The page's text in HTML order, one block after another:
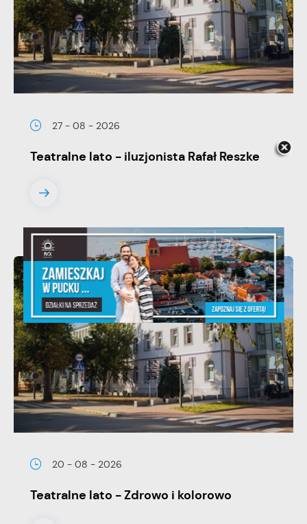
27 - 08 - 2026
Teatralne lato - iluzjonista Rafał Reszke
20 - 08 - 2026
Teatralne lato - Zdrowo i kolorowo